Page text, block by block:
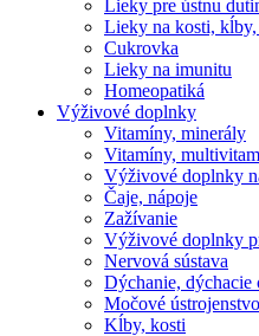
Lieky pre ústnu
Lieky na kosti,
Cukrovka
Lieky na imunitu
Homeopatiká
Výživové doplnky
Vitamíny, minerály
Vitamíny,
Výživové doplnky
Čaje, nápoje
Zažívanie
Výživové doplnky
Nervová sústava
Dýchanie, dýchacie
Močové
Kĺby, kosti